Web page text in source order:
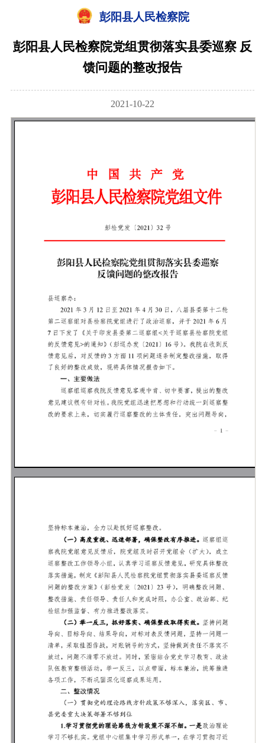
彭阳县人民检察院
彭阳县人民检察院党组贯彻落实县委巡察 反
馈问题的整改报告
2021-10-22